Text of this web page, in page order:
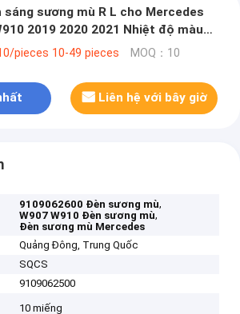
sáng sương mù R L cho Mercedes
2019 2020 2021 Nhiệt độ màu
9109062600
pieces 10-49 pieces MOQ：10
Liên hệ với bây giờ
9109062600 Đèn sương mù,
W907 W910 Đèn sương mù,
Đèn sương mù Mercedes
Quảng Đông, Trung Quốc
SQCS
9109062500
10 miếng